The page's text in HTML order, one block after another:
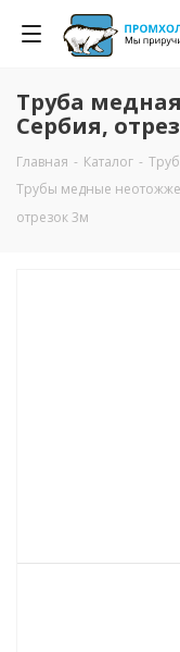
Труба медная
Сербия,
Главная - Каталог -
Трубы медные
отрезок 3м